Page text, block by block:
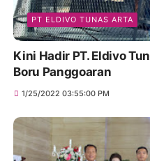
PT ELDIVO TUNAS ARTA
Kini Hadir PT. Eldivo
Boru Panggoaran
1/25/2022 03:55:00 PM